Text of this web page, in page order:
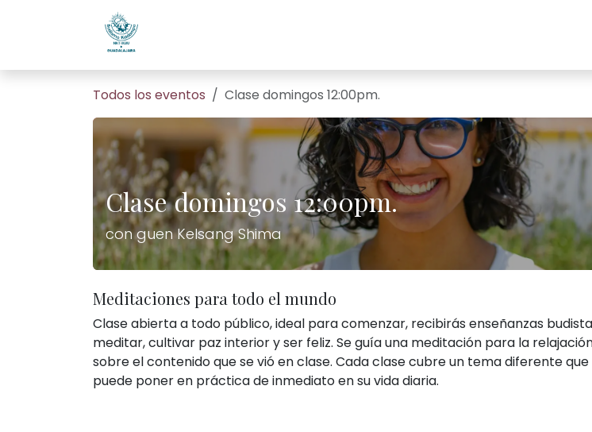
Ir al contenido
Todos los eventos Clase domingos 12:00pm.
Clase domingos 12:00pm.
con guen Kelsang Shima
Meditaciones para todo el mundo
Clase abierta a todo público, ideal para comenzar, recibirás enseñanzas
meditar, cultivar paz interior y ser feliz. Se guía una meditación para la
sobre el contenido que se vió en clase. Cada clase cubre un tema diferente
puede poner en práctica de inmediato en su vida diaria.